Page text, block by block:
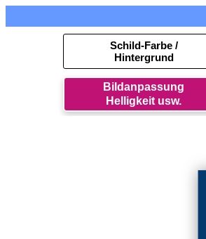
Schild-Farbe /
Hintergrund
Bildanpassung
Helligkeit usw.